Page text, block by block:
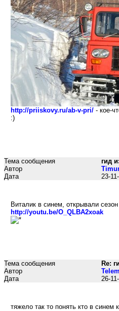
http://priiskovy.ru/ab-v-pri/ - кое-
:)
Тема сообщения
гид
Автор
Дата
23-
Виталик в синем, открывали
http://youtu.be/O_QLBA2xoak
Тема сообщения
Re:
Автор
Дата
26-
тяжело так то понять кто в синем